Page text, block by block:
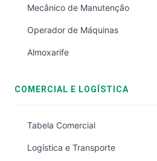
Mecânico de Manutenção
Operador de Máquinas
Almoxarife
COMERCIAL E LOGÍSTICA
Tabela Comercial
Logística e Transporte